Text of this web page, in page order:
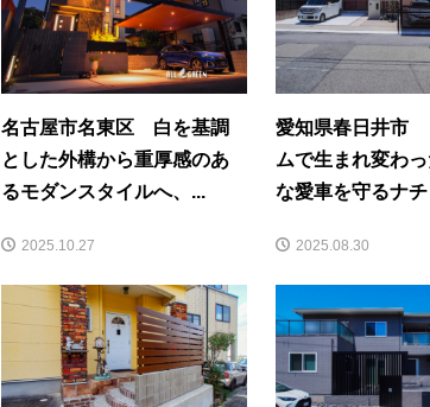
名古屋市名東区 白を基調
とした外構から重厚感のあ
るモダンスタイルへ、...
2025.10.27
愛知県春日井市
ムで生まれ変わ
な愛車を守るナ
2025.08.30